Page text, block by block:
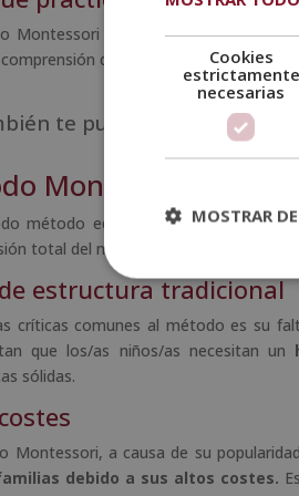
Montessori se basa enel
de conceptos abstractos
te puede interesar:¿En
Montessori:
método educativo, también hay
total del método. Así pues, veamos
estructura tradicional
críticas comunes al método es su
que los/as niños/as necesitan un
sólidas.
Montessori, a causa de su
debido a sus altos costes.
Cookies
estrictamente
necesarias
MOSTRAR